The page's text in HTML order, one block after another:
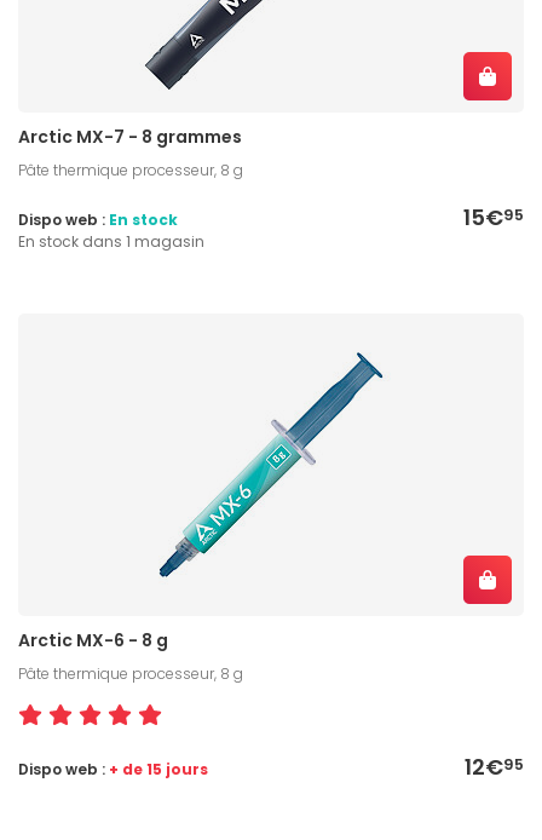
Arctic MX-7 - 8 grammes
Pâte thermique processeur, 8 g
15€95
Dispo web : En stock
En stock dans 1 magasin
Arctic MX-6 - 8 g
Pâte thermique processeur, 8 g
12€95
Dispo web : + de 15 jours